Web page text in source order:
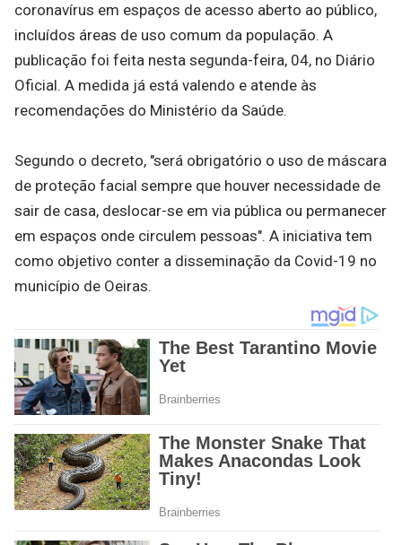
coronavírus em espaços de acesso aberto ao público,
incluídos áreas de uso comum da população. A
publicação foi feita nesta segunda-feira, 04, no Diário
Oficial. A medida já está valendo e atende às
recomendações do Ministério da Saúde.
Segundo o decreto, "será obrigatório o uso de máscara
de proteção facial sempre que houver necessidade de
sair de casa, deslocar-se em via pública ou permanecer
em espaços onde circulem pessoas". A iniciativa tem
como objetivo conter a disseminação da Covid-19 no
município de Oeiras.